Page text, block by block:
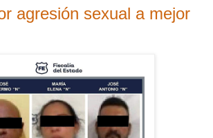
agresión sexual a mejor